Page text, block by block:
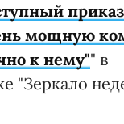
мощную
к нему"" в
"Зеркало